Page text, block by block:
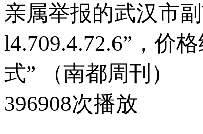
亲属举报的武汉市
l4.709.4.72.6”，价
式” （南都周刊）
396908次播放